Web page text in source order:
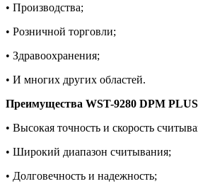
• Производства;
• Розничной торговли;
• Здравоохранения;
• И многих других областей.
Преимущества WST-9280 DPM
• Высокая точность и скорость
• Широкий диапазон считывания;
• Долговечность и надежность;